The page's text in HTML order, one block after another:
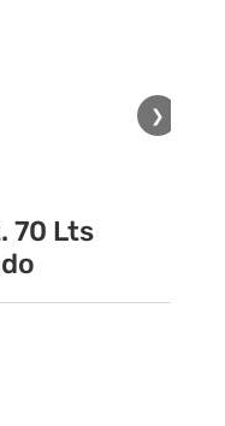
❯
70 Lts